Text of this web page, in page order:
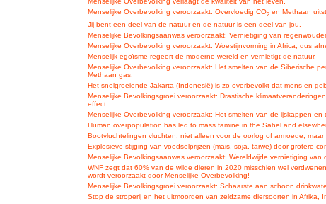
Menselijke Overbevolking veroorzaakt: Overvloedig CO2 en Methaan
Jij bent een deel van de natuur en de natuur is een deel van jou.
Menselijke Bevolkingsaanwas veroorzaakt: Vernietiging van
Menselijke Overbevolking veroorzaakt: Woestijnvorming in Africa, dus
Menselijk egoïsme regeert de moderne wereld en vernietigt de natuur.
Menselijke Overbevolking veroorzaakt: Het smelten van de Siberische
Methaan gas.
Het snelgroeiende Jakarta (Indonesië) is zo overbevolkt dat mens en
Menselijke Bevolkingsgroei veroorzaakt: Drastische
effect.
Menselijke Overbevolking veroorzaakt: Het smelten van de ijskappen
Human overpopulation has led to mass famine in the Sahel and
Bootvluchtelingen vluchten, niet alleen voor de oorlog of armoede,
Explosieve stijging van voedselprijzen (mais, soja, tarwe) door grotere
Menselijke Bevolkingsaanwas veroorzaakt: Wereldwijde vernietiging van
WNF zegt dat 60% van de wilde dieren in 2020 misschien wel
wordt veroorzaakt door Menselijke Overbevolking!
Menselijke Bevolkingsgroei veroorzaakt: Schaarste aan schoon
Stop de stroperij en het uitmoorden van zeldzame diersoorten in Afrika,